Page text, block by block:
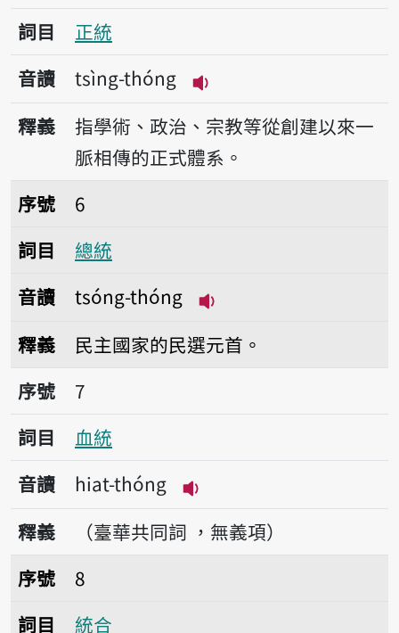
詞目
正統
音讀
tsìng-thóng
播放音讀tsìng-thóng
釋義
指學術、政治、宗教等從創建以來一
脈相傳的正式體系。
序號6總統
序號
6
詞目
總統
音讀
tsóng-thóng
釋義
民主國家的民選元首。
序號7血統
序號
7
詞目
血統
音讀
hiat-thóng
播放音讀hiat-thóng
釋義
（臺華共同詞 ，無義項）
序號8統合
序號
8
詞目
統合